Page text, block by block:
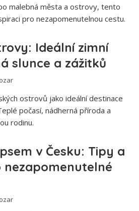
malebná města a ostrovy, tento
pro nezapomenutelnou cestu.
Ideální zimní
slunce a zážitků
ostrovů jako ideální destinace
počasí, nádherná příroda a
rodinu.
v Česku: Tipy a
nezapomenutelné